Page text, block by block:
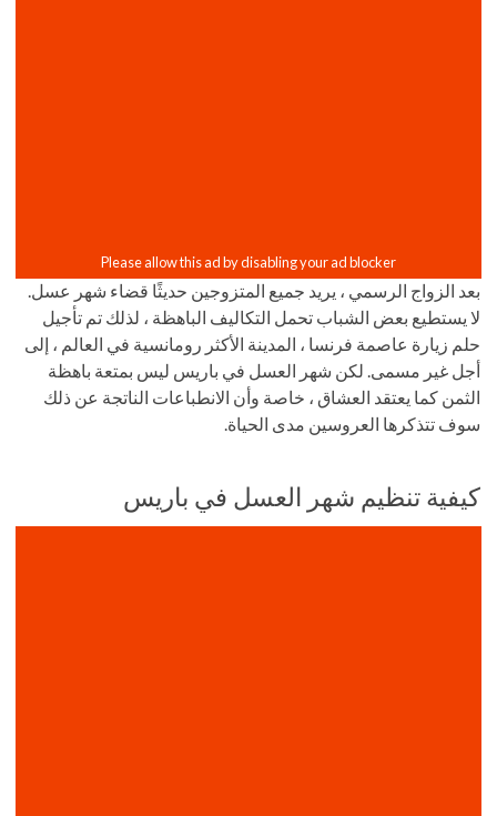
بعد الزواج الرسمي ، يريد جميع المتزوجين حديثًا قضاء شهر عسل.
لا يستطيع بعض الشباب تحمل التكاليف الباهظة ، لذلك تم تأجيل
حلم زيارة عاصمة فرنسا ، المدينة الأكثر رومانسية في العالم ، إلى
أجل غير مسمى. لكن شهر العسل في باريس ليس بمتعة باهظة
الثمن كما يعتقد العشاق ، خاصة وأن الانطباعات الناتجة عن ذلك
سوف تتذكرها العروسين مدى الحياة.
كيفية تنظيم شهر العسل في باريس